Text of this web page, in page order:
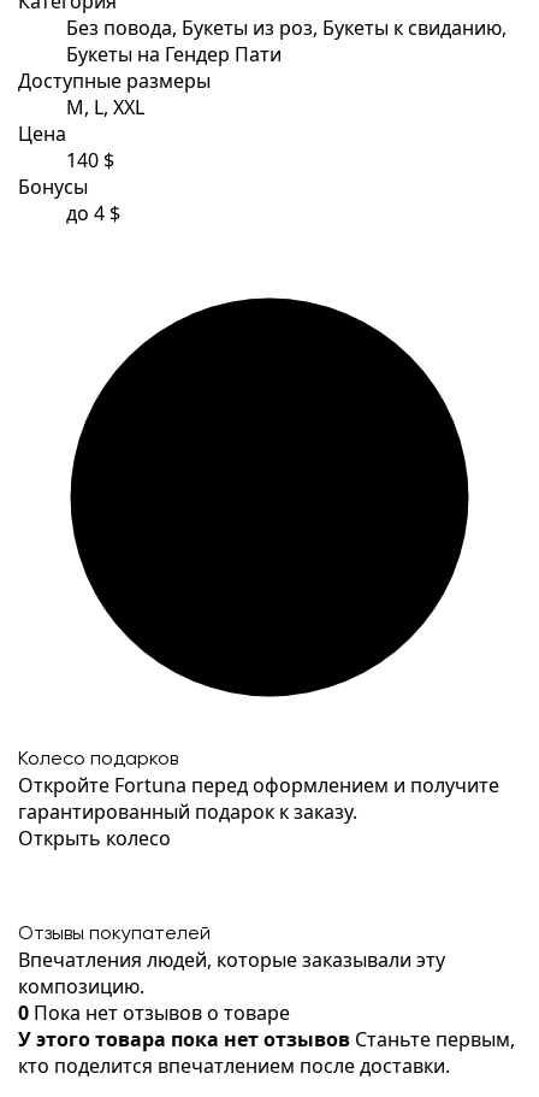
Без повода, Букеты из роз, Букеты к свиданию,
Букеты на Гендер Пати
Доступные размеры
M, L, XXL
Цена
140 $
Бонусы
до 4 $
Колесо подарков
Откройте Fortuna перед оформлением и получите
гарантированный подарок к заказу.
Открыть колесо
Отзывы покупателей
Впечатления людей, которые заказывали эту
композицию.
0 Пока нет отзывов о товаре
У этого товара пока нет отзывов Станьте первым,
кто поделится впечатлением после доставки.